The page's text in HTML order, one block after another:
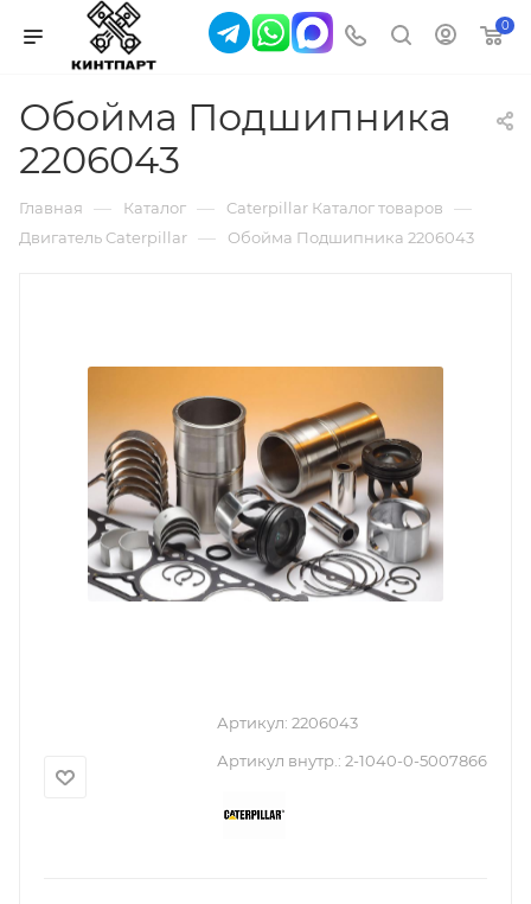
0
Обойма Подшипника
2206043
Главная — Каталог — Caterpillar Каталог товаров —
Двигатель Caterpillar — Обойма Подшипника 2206043
Артикул: 2206043
Артикул внутр.: 2-1040-0-5007866